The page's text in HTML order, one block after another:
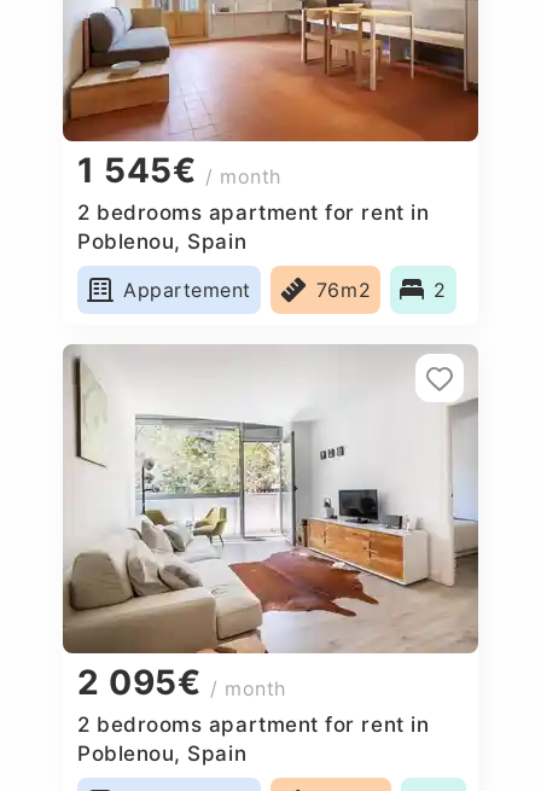
1 545€ / month
2 bedrooms apartment for rent in
Poblenou, Spain
Appartement
76m2 2
2 095€ / month
2 bedrooms apartment for rent in
Poblenou, Spain